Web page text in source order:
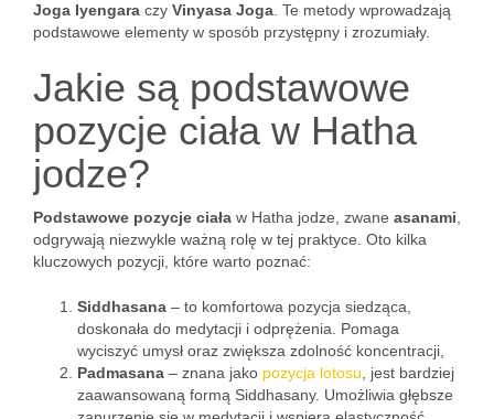
Joga Iyengara czy Vinyasa Joga . Te metody wprowadzają
podstawowe elementy w sposób przystępny i zrozumiały.
Jakie są podstawowe
pozycje ciała w Hatha
jodze?
Podstawowe pozycje ciała w Hatha jodze, zwane asanami
odgrywają niezwykle ważną rolę w tej praktyce. Oto kilka
kluczowych pozycji, które warto poznać:
Siddhasana – to komfortowa pozycja siedząca,
doskonała do medytacji i odprężenia. Pomaga
wyciszyć umysł oraz zwiększa zdolność koncentracji,
Padmasana – znana jako pozycja lotosu , jest bardziej
zaawansowaną formą Siddhasany. Umożliwia głębsze